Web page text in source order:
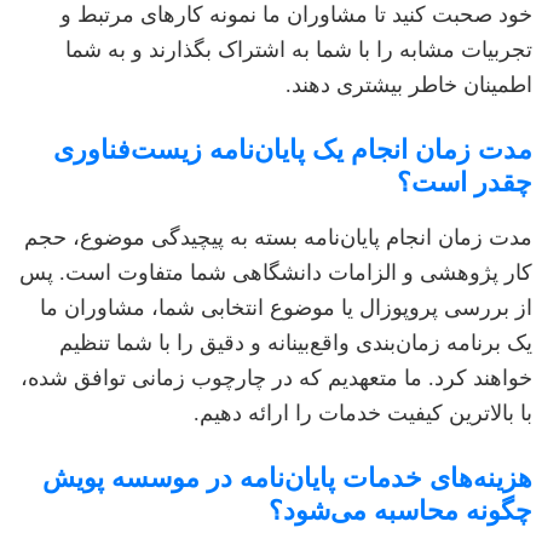
خود صحبت کنید تا مشاوران ما نمونه کارهای مرتبط و
تجربیات مشابه را با شما به اشتراک بگذارند و به شما
اطمینان خاطر بیشتری دهند.
مدت زمان انجام یک پایان‌نامه زیست‌فناوری
چقدر است؟
مدت زمان انجام پایان‌نامه بسته به پیچیدگی موضوع، حجم
کار پژوهشی و الزامات دانشگاهی شما متفاوت است. پس
از بررسی پروپوزال یا موضوع انتخابی شما، مشاوران ما
یک برنامه زمان‌بندی واقع‌بینانه و دقیق را با شما تنظیم
خواهند کرد. ما متعهدیم که در چارچوب زمانی توافق شده،
با بالاترین کیفیت خدمات را ارائه دهیم.
هزینه‌های خدمات پایان‌نامه در موسسه پویش
چگونه محاسبه می‌شود؟